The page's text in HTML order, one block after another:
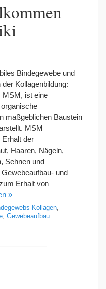
Bindegewebe und
Kollagenbildung:
MSM, ist eine
maßgeblichen Baustein
MSM
Erhalt der
Haaren, Nägeln,
Sehnen und
und
Erhalt von
»
Kollagen
Gewebeaufbau